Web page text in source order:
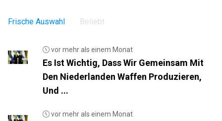
Frische Auswahl Beliebt
vor mehr als einem Monat
Es Ist Wichtig, Dass Wir Gemeinsam Mit
Den Niederlanden Waffen Produzieren,
Und ...
vor mehr als einem Monat